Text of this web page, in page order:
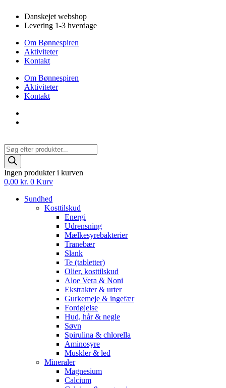
indhold
Danskejet webshop
Levering 1-3 hverdage
Om Bønnespiren
Aktiviteter
Kontakt
Om Bønnespiren
Aktiviteter
Kontakt
Products
search
Ingen produkter i kurven
0,00 kr. 0 Kurv
Sundhed
Kosttilskud
Energi
Udrensning
Mælkesyrebakterier
Tranebær
Slank
Te (tabletter)
Olier, kosttilskud
Aloe Vera & Noni
Ekstrakter & urter
Gurkemeje & ingefær
Fordøjelse
Hud, hår & negle
Søvn
Spirulina & chlorella
Aminosyre
Muskler & led
Mineraler
Magnesium
Calcium